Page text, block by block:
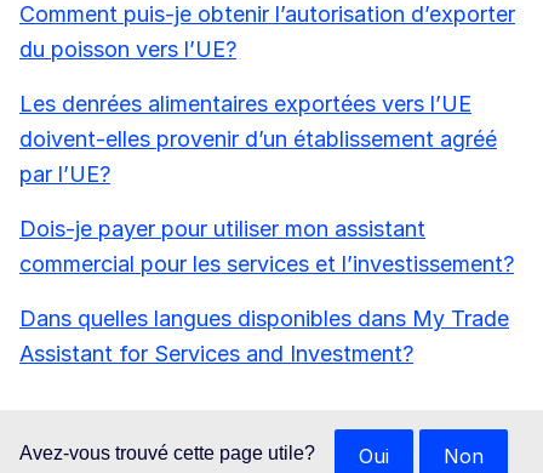
Comment puis-je obtenir l’autorisation d’exporter
du poisson vers l’UE?
Les denrées alimentaires exportées vers l’UE
doivent-elles provenir d’un établissement agréé
par l’UE?
Dois-je payer pour utiliser mon assistant
commercial pour les services et l’investissement?
Dans quelles langues disponibles dans My Trade
Assistant for Services and Investment?
Avez-vous trouvé cette page utile? Oui Non